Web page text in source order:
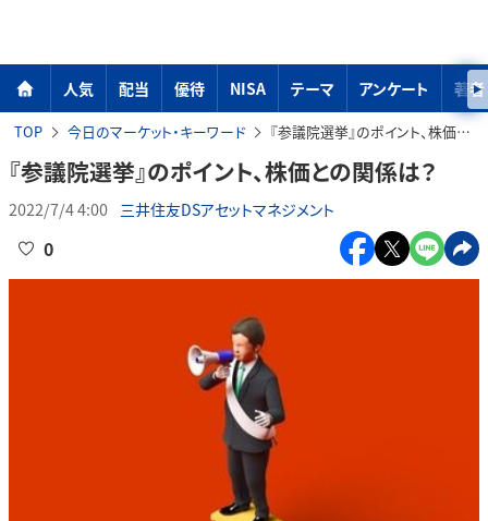
人気 配当 優待 NISA テーマ アンケート 著者
TOP 今日のマーケット・キーワード 『参議院選挙』のポイント、株価との関係は？
『参議院選挙』のポイント、株価との関係は？
2022/7/4 4:00 三井住友DSアセットマネジメント
0